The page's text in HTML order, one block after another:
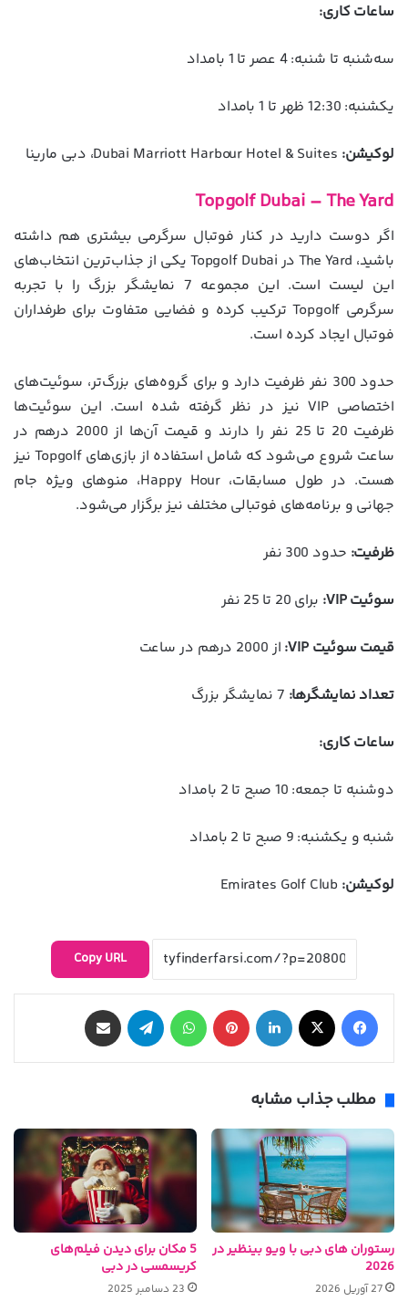
ساعات کاری:
سه‌شنبه تا شنبه: 4 عصر تا 1 بامداد
یکشنبه: 12:30 ظهر تا 1 بامداد
لوکیشن:
Topgolf Dubai – The Yard
اگر دوست دارید در کنار فوتبال سرگرمی بیشتری هم داشته
باشید، The Yard در Topgolf Dubai یکی از جذاب‌ترین انتخاب‌های
این لیست است. این مجموعه 7 نمایشگر بزرگ را با تجربه
سرگرمی Topgolf ترکیب کرده و فضایی متفاوت برای طرفداران
فوتبال ایجاد کرده است.
حدود 300 نفر ظرفیت دارد و برای گروه‌های بزرگ‌تر، سوئیت‌های
اختصاصی VIP نیز در نظر گرفته شده است. این سوئیت‌ها
ظرفیت 20 تا 25 نفر را دارند و قیمت آن‌ها از 2000 درهم در
ساعت شروع می‌شود که شامل استفاده از بازی‌های Topgolf نیز
هست. در طول مسابقات، Happy Hour، منوهای ویژه جام
جهانی و برنامه‌های فوتبالی مختلف نیز برگزار می‌شود.
ظرفیت: حدود 300 نفر
سوئیت VIP: برای 20 تا 25 نفر
قیمت سوئیت VIP: از 2000 درهم در ساعت
تعداد نمایشگرها:
ساعات کاری:
دوشنبه تا جمعه: 10 صبح تا 2 بامداد
شنبه و یکشنبه: 9 صبح تا 2 بامداد
لوکیشن:
Copy URL
فیس بوک لینکدین ‫پین‌ترست واتس آپ تلگرام
مطلب جذاب مشابه
رستوران های دبی با ویو بینظیر در
2026
27 آوریل 2026
5 مکان برای دیدن فیلم‌های
کریسمسی در دبی
23 دسامبر 2025